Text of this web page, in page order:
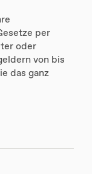
per
oder
von bis
das ganz